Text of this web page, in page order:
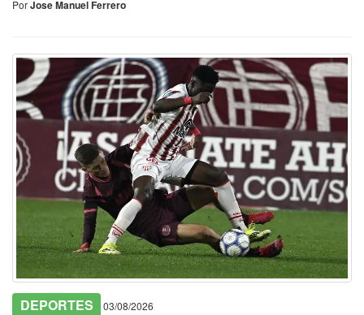
PorJose Manuel Ferrero
DEPORTES 03/08/2026